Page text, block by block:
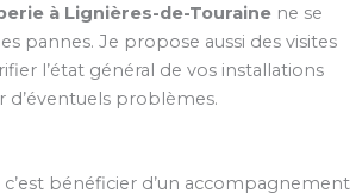
à Lignières-de-Touraine ne se
pannes. Je propose aussi des visites
l’état général de vos installations
d’éventuels problèmes.
c’est bénéficier d’un accompagnement